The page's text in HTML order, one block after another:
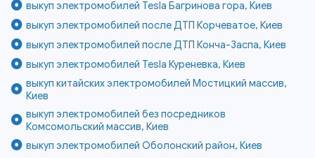
выкуп электромобилей Tesla Багринова гора, Киев
выкуп электромобилей после ДТП Корчеватое, Киев
выкуп электромобилей после ДТП Конча-Заспа, Киев
выкуп электромобилей Tesla Куреневка, Киев
выкуп китайских электромобилей Мостицкий массив,
Киев
выкуп электромобилей без посредников
Комсомольский массив, Киев
выкуп электромобилей Оболонский район, Киев